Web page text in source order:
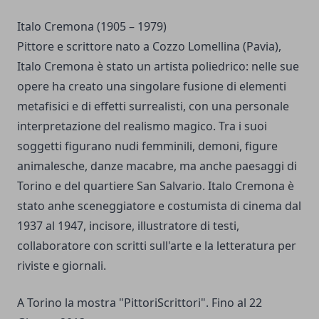
Italo Cremona (1905 – 1979)
Pittore e scrittore nato a Cozzo Lomellina (Pavia),
Italo Cremona è stato un artista poliedrico: nelle sue
opere ha creato una singolare fusione di elementi
metafisici e di effetti surrealisti, con una personale
interpretazione del realismo magico. Tra i suoi
soggetti figurano nudi femminili, demoni, figure
animalesche, danze macabre, ma anche paesaggi di
Torino e del quartiere San Salvario. Italo Cremona è
stato anhe sceneggiatore e costumista di cinema dal
1937 al 1947, incisore, illustratore di testi,
collaboratore con scritti sull'arte e la letteratura per
riviste e giornali.
A Torino la mostra "PittoriScrittori". Fino al 22